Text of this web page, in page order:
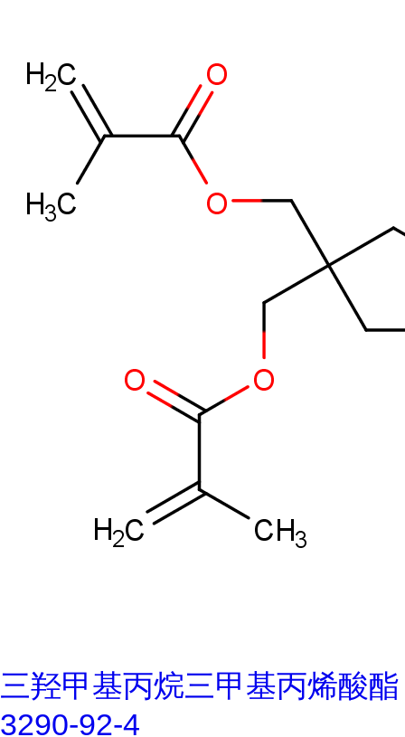
三羟甲基丙烷三甲基丙烯酸酯
3290-92-4